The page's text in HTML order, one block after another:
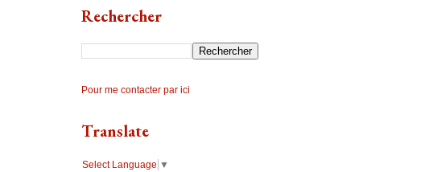
Rechercher
Pour me contacter par ici
Translate
Select Language ▼